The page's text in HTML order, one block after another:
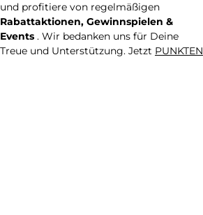
und profitiere von regelmäßigen
Rabattaktionen, Gewinnspielen &
Events . Wir bedanken uns für Deine
Treue und Unterstützung. Jetzt PUNKTEN